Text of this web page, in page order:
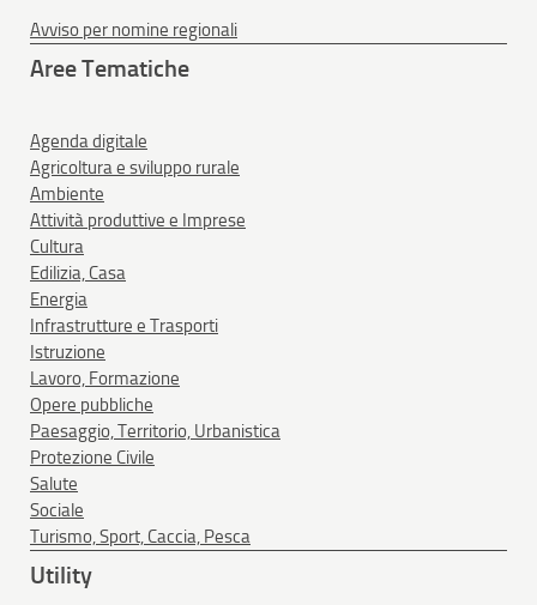
Avviso per nomine regionali
Aree Tematiche
Agenda digitale
Agricoltura e sviluppo rurale
Ambiente
Attività produttive e Imprese
Cultura
Edilizia, Casa
Energia
Infrastrutture e Trasporti
Istruzione
Lavoro, Formazione
Opere pubbliche
Paesaggio, Territorio, Urbanistica
Protezione Civile
Salute
Sociale
Turismo, Sport, Caccia, Pesca
Utility